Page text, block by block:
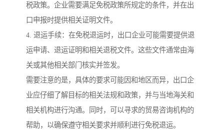
税政策。企业需要满足免税政策所规定的条件，并在出
口申报时提供相关证明文件。
4. 退运手续：在免税退运时，出口企业可能需要提供退
运申请、退运证明和相关退税文件。这些文件通常由海
关或其他相关部门核实并签发。
需要注意的是，具体的要求可能因和地区而异，出口企
业应仔细了解目标的相关法规和政策，并与当地海关和
相关机构进行沟通。同时，可以寻求的贸易咨询机构的
帮助，以确保遵守相关要求并顺利进行免税退运。